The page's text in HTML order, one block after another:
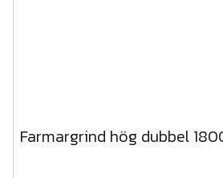
Farmargrind hög dubbel